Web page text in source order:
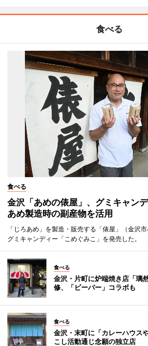
食べる
食べる
金沢「あめの俵屋」、グミキャン
あめ製造時の副産物を活用
「じろあめ」を製造・販売する「俵屋」（金沢市
グミキャンディー「こめぐみこ」を発売した。
食べる
金沢・片町に炉端焼き店「
修、「ビーバー」コラボも
食べる
金沢・末町に「カレーハウ
こし活動通じ念願の独立店